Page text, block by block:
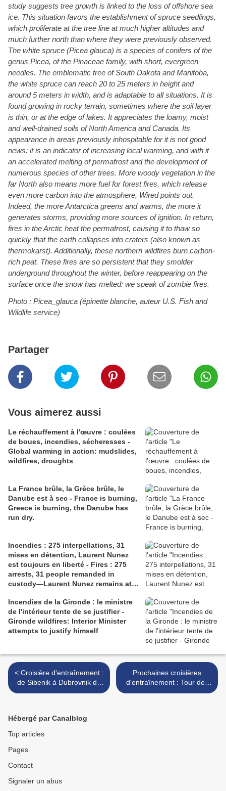
study suggests tree growth is linked to the loss of offshore sea
ice. This situation favors the establishment of spruce seedlings,
which proliferate at the tree line at much higher altitudes and
much further north than where they were previously observed.
The white spruce (Picea glauca) is a species of conifers of the
genus Picea, of the Pinaceae family, with short, evergreen
needles. The emblematic tree of South Dakota and Manitoba,
the white spruce can reach 20 to 25 meters in height and
around 5 meters in width, and is adaptable to all situations. It is
found growing in rocky terrain, sometimes where the soil layer
is thin, or at the edge of lakes. It appreciates the loamy, moist
and well-drained soils of North America and Canada. Its
appearance in areas previously inhospitable for it is not good
news: it is an indicator of increasing local warming, and with it
an accelerated melting of permafrost and the development of
numerous species of other trees. More woody vegetation in the
far North also means more fuel for forest fires, which release
even more carbon into the atmosphere, Wired points out.
Indeed, the more Antarctica greens and warms, the more it
generates storms, providing more sources of ignition. In return,
fires in the Arctic heat the permafrost, causing it to thaw so
quickly that the earth collapses into craters (also known as
thermokarst). Additionally, these northern wildfires burn carbon-
rich peat. These fires are so persistent that they smolder
underground throughout the winter, before reappearing on the
surface once the snow has melted: we speak of zombie fires.
Photo : Picea_glauca (épinette blanche, auteur U.S. Fish and
Wildlife service)
Partager
Vous aimerez aussi
Le réchauffement à l'œuvre : coulées
de boues, incendies, sécheresses -
Global warming in action: mudslides,
wildfires, droughts
La France brûle, la Grèce brûle, le
Danube est à sec - France is burning,
Greece is burning, the Danube has
run dry.
Incendies : 275 interpellations, 31
mises en détention, Laurent Nunez
est toujours en liberté - Fires : 275
arrests, 31 people remanded in
custody—Laurent Nunez remains at
Incendies de la Gironde : le ministre
de l'intérieur tente de se justifier -
Gironde wildfires: Interior Minister
attempts to justify himself
< Croisière d'entraînement :
de Sibenik à Dubrovnik du
samedi 17 au samedi 24
Prochaines croisières
d'entraînement : Tour des
Cyclades et Façade est du
Hébergé par Canalblog
Top articles
Pages
Contact
Signaler un abus